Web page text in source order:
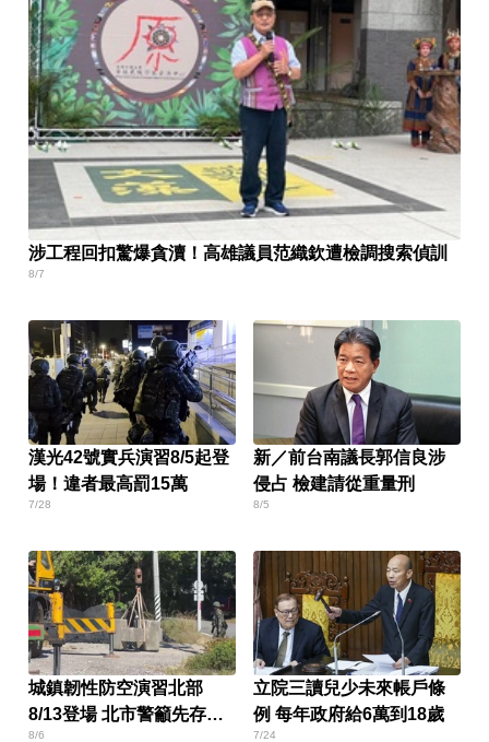
涉工程回扣驚爆貪瀆！高雄議員范織欽遭檢調搜索偵訓
8/7
漢光42號實兵演習8/5起登
場！違者最高罰15萬
7/28
新／前台南議長郭信良涉
侵占 檢建請從重量刑
8/5
城鎮韌性防空演習北部
8/13登場 北市警籲先存避
8/6
立院三讀兒少未來帳戶條
例 每年政府給6萬到18歲
7/24